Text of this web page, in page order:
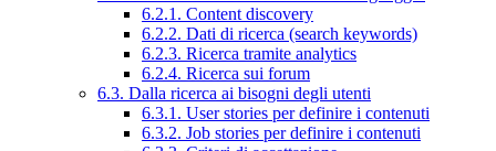
6.2.1. Content discovery
6.2.2. Dati di ricerca (search keywords)
6.2.3. Ricerca tramite analytics
6.2.4. Ricerca sui forum
6.3. Dalla ricerca ai bisogni degli utenti
6.3.1. User stories per definire i contenuti
6.3.2. Job stories per definire i contenuti